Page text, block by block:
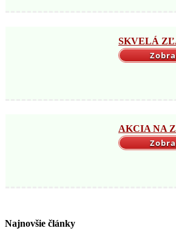
SKVELÁ
AKCIA NA
Najnovšie články